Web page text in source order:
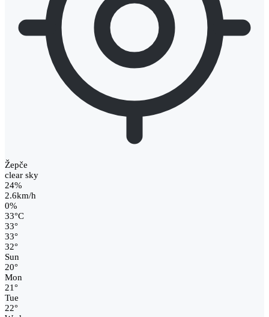
Žepče
clear sky
24%
2.6km/h
0%
33°C
33°
33°
32°
Sun
20°
Mon
21°
Tue
22°